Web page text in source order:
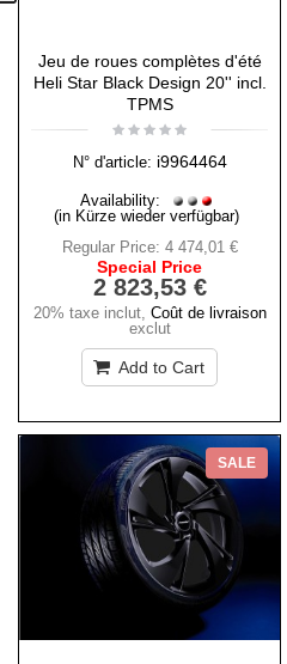
Jeu de roues complètes d'été
Heli Star Black Design 20'' incl.
TPMS
N° d'article: i9964464
Availability:
(in Kürze wieder verfügbar)
Regular Price: 4 474,01 €
Special Price
2 823,53 €
20% taxe inclut, Coût de livraison
exclut
Add to Cart
SALE